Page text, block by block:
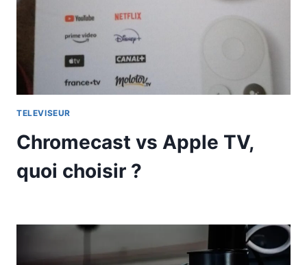
TELEVISEUR
Chromecast vs Apple TV,
quoi choisir ?